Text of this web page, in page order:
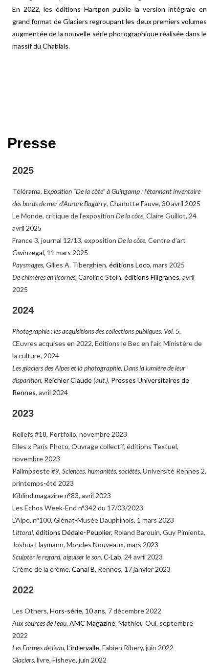
En 2022, les éditions Hartpon publie la version intégrale en
grand format de Glaciers regroupant les deux premiers volumes
augmentée de la nouvelle série photographique réalisée dans le
massif du Chablais.
Presse
2025
Télérama, Exposition “De la côte” à Guingamp : l’étonnant inventaire
des bords de mer d’Aurore Bagarry, Charlotte Fauve, 30 avril 2025
Le Monde, critique de l’exposition De la côte, Claire Guillot, 24
avril 2025
France 3, journal 12/13, exposition De la côte, Centre d’art
Gwinzegal, 11 mars 2025
Paysmages, Gilles A. Tiberghien, éditions Loco, mars 2025
De chimères en licornes, Caroline Stein, éditions Filigranes, avril
2025
2024
Photographie : les acquisitions des collections publiques. Vol. 5,
Œuvres acquises en 2022, Editions le Bec en l’air, Ministère de
la culture, 2024
Les glaciers des Alpes et la photographie, Dans la lumière de leur
disparition, Reichler Claude(aut.), Presses Universitaires de
Rennes, avril 2024
2023
Reliefs #18, Portfolio, novembre 2023
Elles x Paris Photo, Ouvrage collectif, éditions Textuel,
novembre 2023
Palimpseste #9, Sciences, humanités, sociétés, Université Rennes 2,
printemps-été 2023
Kiblind magazinen°83, avril 2023
Les Echos Week-End n°342 du 17/03/2023
L’Alpe, n°100, Glénat-Musée Dauphinois, 1 mars 2023
Littoral, éditions Dédale-Peuplier, Roland Barouin, Guy Pimienta,
Joshua Haymann, Mondes Nouveaux, mars 2023
Sculpter le regard, aiguiser le son, C-Lab, 24 avril 2023
Crème de la crème, Canal B, Rennes, 17 janvier 2023
2022
Les Others, Hors-série, 10 ans, 7 décembre 2022
Aux sources de l’eau, AMC Magazine, Mathieu Oui, septembre
2022
Les Formes de l’eau, L’intervalle, Fabien Ribery, juin 2022
Glaciers, livre, Fisheye, juin 2022